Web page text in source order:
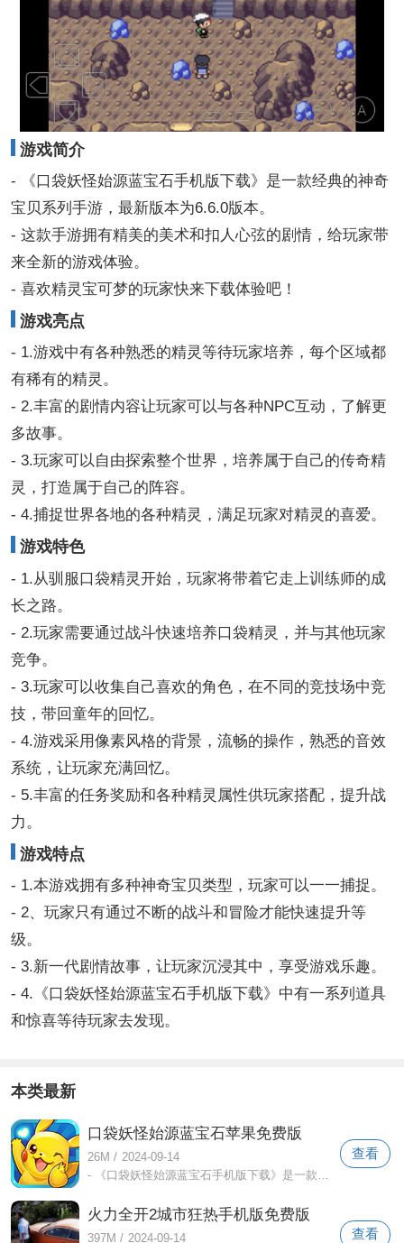
游戏简介
- 《口袋妖怪始源蓝宝石手机版下载》是一款经典的神奇
宝贝系列手游，最新版本为6.6.0版本。
- 这款手游拥有精美的美术和扣人心弦的剧情，给玩家带
来全新的游戏体验。
- 喜欢精灵宝可梦的玩家快来下载体验吧！
游戏亮点
- 1.游戏中有各种熟悉的精灵等待玩家培养，每个区域都
有稀有的精灵。
- 2.丰富的剧情内容让玩家可以与各种NPC互动，了解更
多故事。
- 3.玩家可以自由探索整个世界，培养属于自己的传奇精
灵，打造属于自己的阵容。
- 4.捕捉世界各地的各种精灵，满足玩家对精灵的喜爱。
游戏特色
- 1.从驯服口袋精灵开始，玩家将带着它走上训练师的成
长之路。
- 2.玩家需要通过战斗快速培养口袋精灵，并与其他玩家
竞争。
- 3.玩家可以收集自己喜欢的角色，在不同的竞技场中竞
技，带回童年的回忆。
- 4.游戏采用像素风格的背景，流畅的操作，熟悉的音效
系统，让玩家充满回忆。
- 5.丰富的任务奖励和各种精灵属性供玩家搭配，提升战
力。
游戏特点
- 1.本游戏拥有多种神奇宝贝类型，玩家可以一一捕捉。
- 2、玩家只有通过不断的战斗和冒险才能快速提升等
级。
- 3.新一代剧情故事，让玩家沉浸其中，享受游戏乐趣。
- 4.《口袋妖怪始源蓝宝石手机版下载》中有一系列道具
和惊喜等待玩家去发现。
本类最新
口袋妖怪始源蓝宝石苹果免费版
26M / 2024-09-14
- 《口袋妖怪始源蓝宝石手机版下载》是一款经典的神奇宝贝系列手游，最新版本为6 6 0版本。- 6 6 0版本在游戏美术和剧情上有独特的亮点，
查看
火力全开2城市狂热手机版免费版
397M / 2024-09-14 查看